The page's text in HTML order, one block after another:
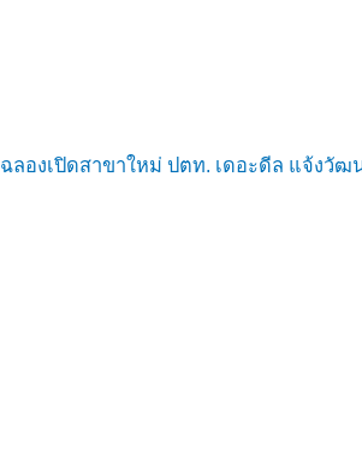
ฉลองเปิดสาขาใหม่ ปตท. เดอะดีล แจ้งวัฒ